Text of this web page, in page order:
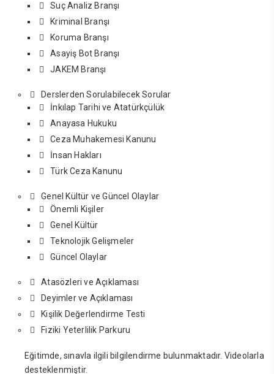
Suç Analiz Branşı
Kriminal Branşı
Koruma Branşı
Asayiş Bot Branşı
JAKEM Branşı
Derslerden Sorulabilecek Sorular
İnkılap Tarihi ve Atatürkçülük
Anayasa Hukuku
Ceza Muhakemesi Kanunu
İnsan Hakları
Türk Ceza Kanunu
Genel Kültür ve Güncel Olaylar
Önemli Kişiler
Genel Kültür
Teknolojik Gelişmeler
Güncel Olaylar
Atasözleri ve Açıklaması
Deyimler ve Açıklaması
Kişilik Değerlendirme Testi
Fiziki Yeterlilik Parkuru
Eğitimde, sınavla ilgili bilgilendirme bulunmaktadır. Videolarla
desteklenmiştir.